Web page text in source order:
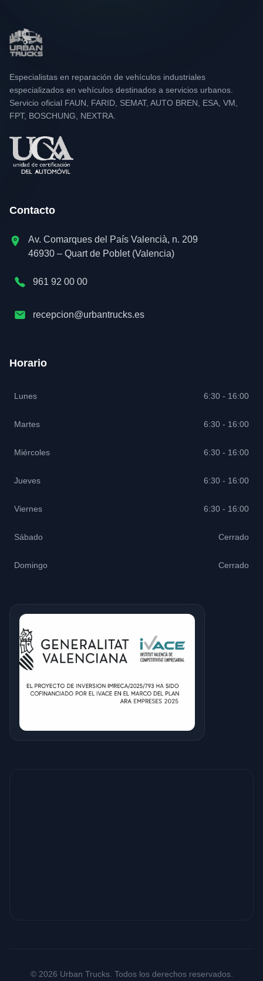
Especialistas en reparación de vehículos industriales
especializados en vehículos destinados a servicios urbanos.
Servicio oficial FAUN, FARID, SEMAT, AUTO BREN, ESA, VM,
FPT, BOSCHUNG, NEXTRA.
Contacto
Av. Comarques del País Valencià, n. 209
46930 – Quart de Poblet (Valencia)
961 92 00 00
recepcion@urbantrucks.es
Horario
Lunes 6:30 - 16:00
Martes 6:30 - 16:00
Miércoles 6:30 - 16:00
Jueves 6:30 - 16:00
Viernes 6:30 - 16:00
Sábado Cerrado
Domingo Cerrado
© 2026 Urban Trucks. Todos los derechos reservados.